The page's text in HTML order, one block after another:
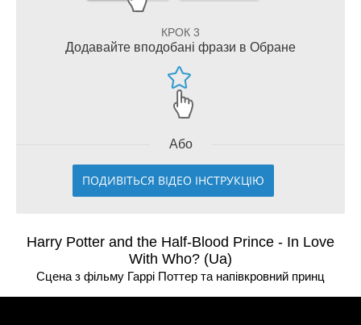
КРОК 3
Додавайте вподобані фрази в Обране
Або
ПОДИВІТЬСЯ ВІДЕО ІНСТРУКЦІЮ
Harry Potter and the Half-Blood Prince - In Love
With Who? (Ua)
Сцена з фільму Гаррi Поттер та напiвкровний принц